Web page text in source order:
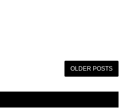
OLDER POSTS